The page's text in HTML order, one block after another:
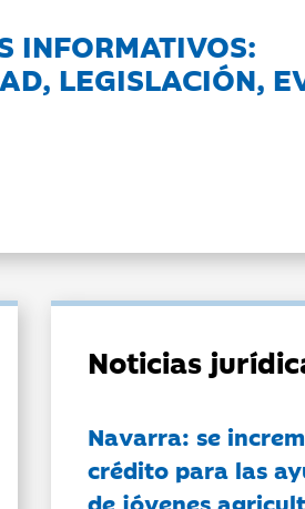
INFORMATIVOS:
LEGISLACIÓN,
Noticias
Navarra: se
crédito para las
de jóvenes